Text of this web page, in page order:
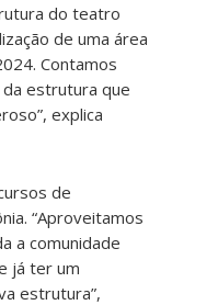
do teatro
de uma área
Contamos
estrutura que
explica
de
“Aproveitamos
a comunidade
já ter um
estrutura”,